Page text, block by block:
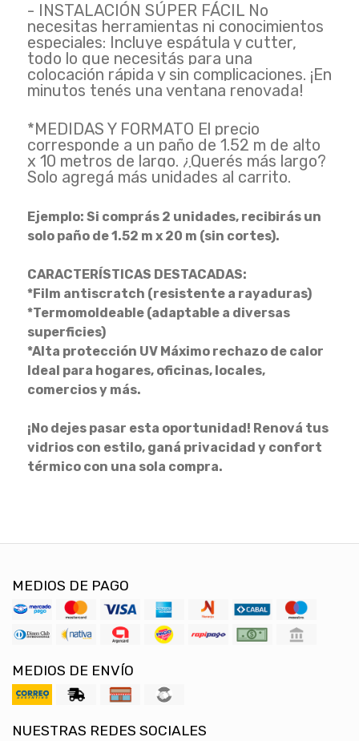
- INSTALACIÓN SÚPER FÁCIL No
necesitas herramientas ni conocimientos
especiales: Incluye espátula y cutter,
todo lo que necesitás para una
colocación rápida y sin complicaciones. ¡En
minutos tenés una ventana renovada!
*MEDIDAS Y FORMATO El precio
corresponde a un paño de 1.52 m de alto
x 10 metros de largo. ¿Querés más largo?
Solo agregá más unidades al carrito.
Ejemplo: Si comprás 2 unidades, recibirás un
solo paño de 1.52 m x 20 m (sin cortes).
CARACTERÍSTICAS DESTACADAS:
*Film antiscratch (resistente a rayaduras)
*Termomoldeable (adaptable a diversas
superficies)
*Alta protección UV Máximo rechazo de calor
Ideal para hogares, oficinas, locales,
comercios y más.
¡No dejes pasar esta oportunidad! Renová tus
vidrios con estilo, ganá privacidad y confort
térmico con una sola compra.
MEDIOS DE PAGO
MEDIOS DE ENVÍO
NUESTRAS REDES SOCIALES